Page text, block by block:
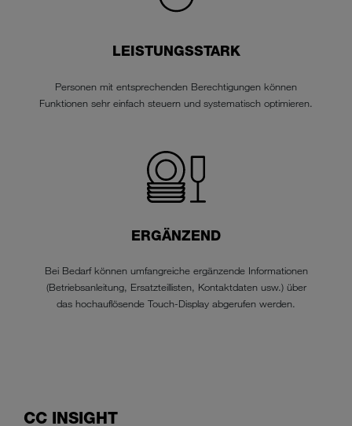
LEISTUNGSSTARK
Personen mit entsprechenden Berechtigungen können
Funktionen sehr einfach steuern und systematisch optimieren.
ERGÄNZEND
Bei Bedarf können umfangreiche ergänzende Informationen
(Betriebsanleitung, Ersatzteillisten, Kontaktdaten usw.) über
das hochauflösende Touch-Display abgerufen werden.
CC INSIGHT